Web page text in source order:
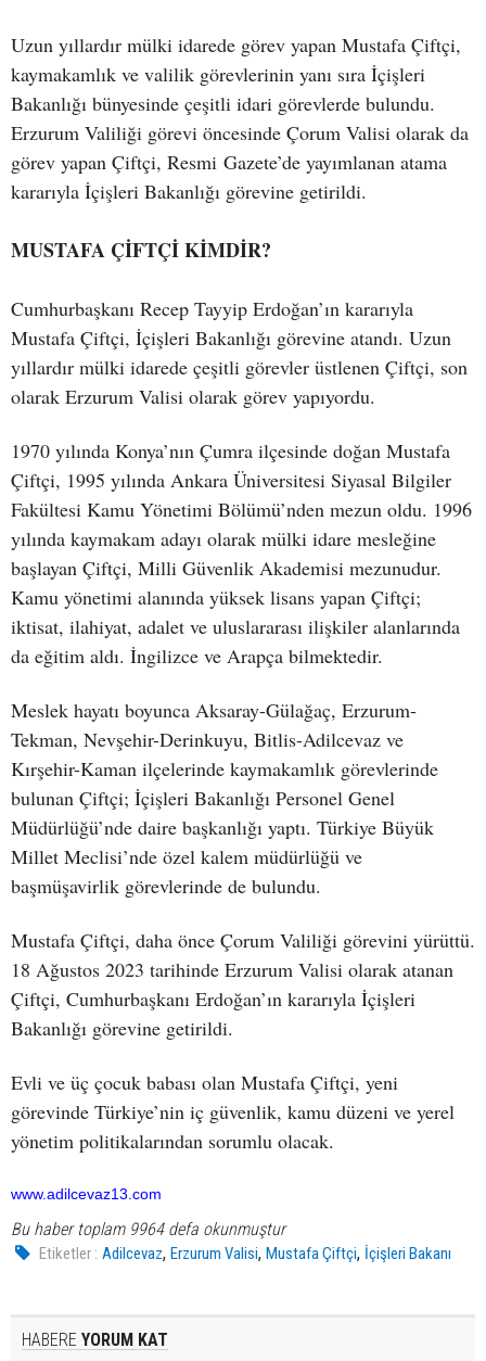
Uzun yıllardır mülki idarede görev yapan Mustafa Çiftçi,
kaymakamlık ve valilik görevlerinin yanı sıra İçişleri
Bakanlığı bünyesinde çeşitli idari görevlerde bulundu.
Erzurum Valiliği görevi öncesinde Çorum Valisi olarak da
görev yapan Çiftçi, Resmi Gazete’de yayımlanan atama
kararıyla İçişleri Bakanlığı görevine getirildi.
MUSTAFA ÇİFTÇİ KİMDİR?
Cumhurbaşkanı Recep Tayyip Erdoğan’ın kararıyla
Mustafa Çiftçi, İçişleri Bakanlığı görevine atandı. Uzun
yıllardır mülki idarede çeşitli görevler üstlenen Çiftçi, son
olarak Erzurum Valisi olarak görev yapıyordu.
1970 yılında Konya’nın Çumra ilçesinde doğan Mustafa
Çiftçi, 1995 yılında Ankara Üniversitesi Siyasal Bilgiler
Fakültesi Kamu Yönetimi Bölümü’nden mezun oldu. 1996
yılında kaymakam adayı olarak mülki idare mesleğine
başlayan Çiftçi, Milli Güvenlik Akademisi mezunudur.
Kamu yönetimi alanında yüksek lisans yapan Çiftçi;
iktisat, ilahiyat, adalet ve uluslararası ilişkiler alanlarında
da eğitim aldı. İngilizce ve Arapça bilmektedir.
Meslek hayatı boyunca Aksaray-Gülağaç, Erzurum-
Tekman, Nevşehir-Derinkuyu, Bitlis-Adilcevaz ve
Kırşehir-Kaman ilçelerinde kaymakamlık görevlerinde
bulunan Çiftçi; İçişleri Bakanlığı Personel Genel
Müdürlüğü’nde daire başkanlığı yaptı. Türkiye Büyük
Millet Meclisi’nde özel kalem müdürlüğü ve
başmüşavirlik görevlerinde de bulundu.
Mustafa Çiftçi, daha önce Çorum Valiliği görevini yürüttü.
18 Ağustos 2023 tarihinde Erzurum Valisi olarak atanan
Çiftçi, Cumhurbaşkanı Erdoğan’ın kararıyla İçişleri
Bakanlığı görevine getirildi.
Evli ve üç çocuk babası olan Mustafa Çiftçi, yeni
görevinde Türkiye’nin iç güvenlik, kamu düzeni ve yerel
yönetim politikalarından sorumlu olacak.
www.adilcevaz13.com
Bu haber toplam 9964 defa okunmuştur
Etiketler : Adilcevaz,Erzurum Valisi,Mustafa Çiftçi, İçişleri Bakanı
HABERE YORUM KAT